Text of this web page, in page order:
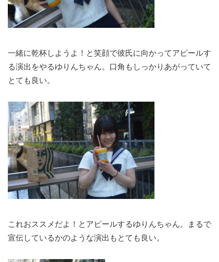
一緒に乾杯しようよ！ と笑顔で彼氏に向かってアピールす
る演出をやるゆりんちゃん。 口角もしっかりあがっていて
とても良い。
これおススメだよ！とアピールするゆりんちゃん。
まるで
宣伝しているかのような演出もとても良い。